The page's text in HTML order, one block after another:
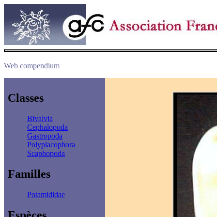
Web compendium
Classes
Bivalvia
Cephalopoda
Gastropoda
Polyplacophora
Scaphopoda
Familles
Potamididae